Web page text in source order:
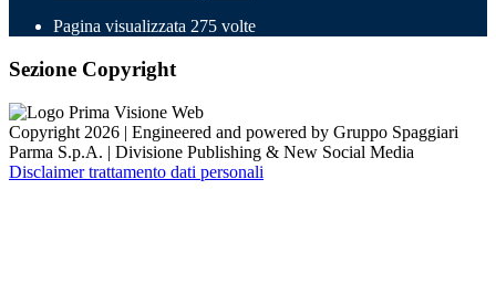
Pagina visualizzata 275 volte
Sezione Copyright
Copyright 2026 | Engineered and powered by Gruppo Spaggiari
Parma S.p.A. | Divisione Publishing & New Social Media
Disclaimer trattamento dati personali